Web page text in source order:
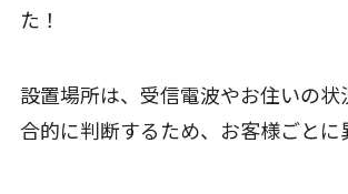
た！
設置場所は、受信電波やお住いの
合的に判断するため、お客様ごとに